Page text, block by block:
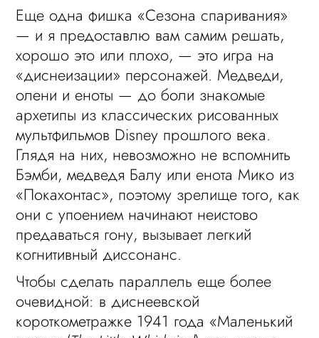
Еще одна фишка «Сезона спаривания»
— и я предоставлю вам самим решать,
хорошо это или плохо, — это игра на
«диснеизации» персонажей. Медведи,
олени и еноты — до боли знакомые
архетипы из классических рисованных
мультфильмов Disney прошлого века.
Глядя на них, невозможно не вспомнить
Бэмби, медведя Балу или енота Мико из
«Покахонтас», поэтому зрелище того, как
они с упоением начинают неистово
предаваться гону, вызывает легкий
когнитивный диссонанс.
Чтобы сделать параллель еще более
очевидной: в диснеевской
короткометражке 1941 года «Маленький